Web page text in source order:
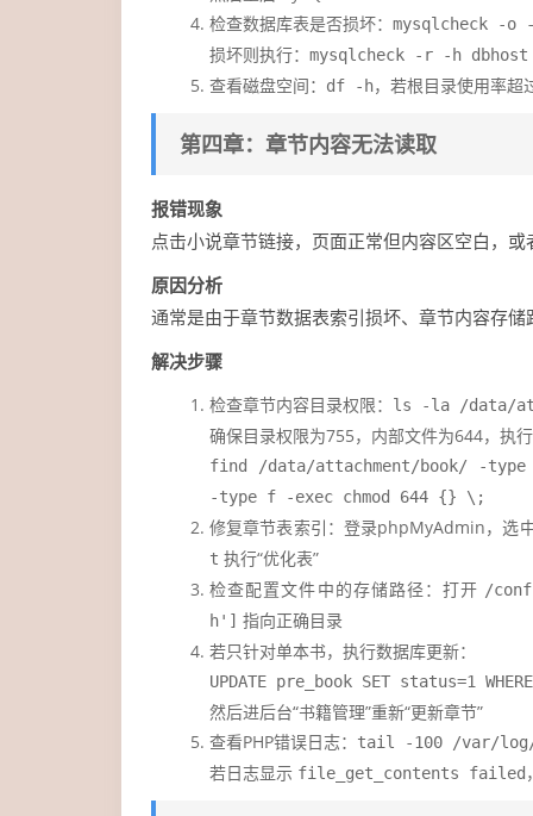
检查数据库表是否损坏： mysqlcheck -o
损坏则执行： mysqlcheck -r -h dbhost
查看磁盘空间： df -h，若根目录使用率超
第四章：章节内容无法读取
报错现象
点击小说章节链接，页面正常但内容区空白，
原因分析
通常是由于章节数据表索引损坏、章节内容存
解决步骤
检查章节内容目录权限： ls -la /data/
确保目录权限为755，内部文件为644，执
find /data/attachment/book/ -
-type f -exec chmod 644 {} \;
修复章节表索引：登录phpMyAdmin，选
t 执行“优化表”
检查配置文件中的存储路径：打开 /
h'] 指向正确目录
若只针对单本书，执行数据库更新：
UPDATE pre_book SET status=1
然后进后台“书籍管理”重新“更新章节”
查看PHP错误日志：
tail -100 /var/log/
若日志显示 file_get_contents failed